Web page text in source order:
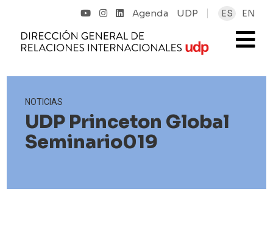
Agenda UDP ES EN
NOTICIAS
UDP Princeton Global
Seminario019